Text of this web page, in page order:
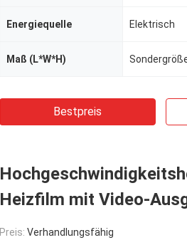
Energiequelle Elektrisch
Maß (L*W*H)
Bestpreis
Heizfilm mit Video-
Preis: Verhandlungsfähig